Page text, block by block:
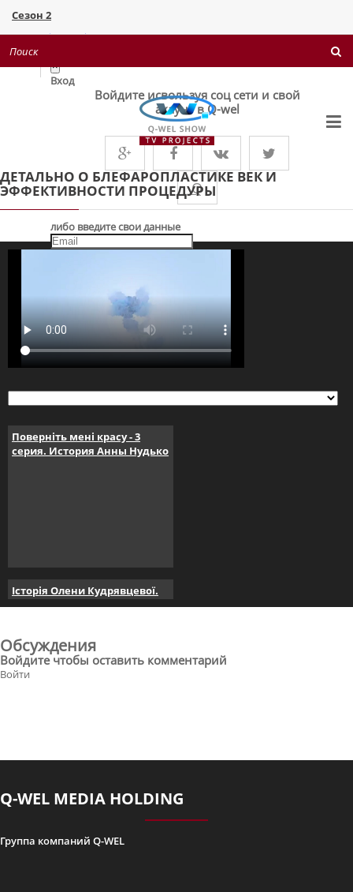
Сезон 2
Поверніть мені красу 1+1
×
Вход
Войдите исвользуя соц сети и свой
акаунт в Q-wel
Q
либо введите свои данные
ДЕТАЛЬНО О БЛЕФАРОПЛАСТИКЕ ВЕК И
ЭФФЕКТИВНОСТИ ПРОЦЕДУРЫ
Поверніть мені красу - 3
серия. История Анны Нудько
Історія Олени Кудрявцевої.
Поверніть мені красу. серія 4
Поверніть мені красу. серія 5
Обсуждения
Войдите чтобы оставить комментарий
Войти
Q-WEL MEDIA HOLDING
Группа компаний Q-WEL